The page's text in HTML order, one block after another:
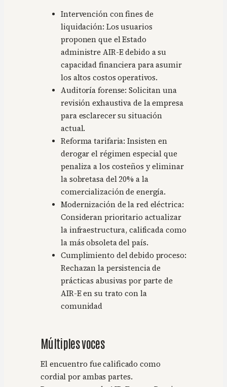
Intervención con fines de
liquidación: Los usuarios
proponen que el Estado
administre AIR-E debido a su
capacidad financiera para asumir
los altos costos operativos.
Auditoría forense: Solicitan una
revisión exhaustiva de la empresa
para esclarecer su situación
actual.
Reforma tarifaria: Insisten en
derogar el régimen especial que
penaliza a los costeños y eliminar
la sobretasa del 20% a la
comercialización de energía.
Modernización de la red eléctrica:
Consideran prioritario actualizar
la infraestructura, calificada como
la más obsoleta del país.
Cumplimiento del debido proceso:
Rechazan la persistencia de
prácticas abusivas por parte de
AIR-E en su trato con la
comunidad
Múltiples voces
El encuentro fue calificado como
cordial por ambas partes.